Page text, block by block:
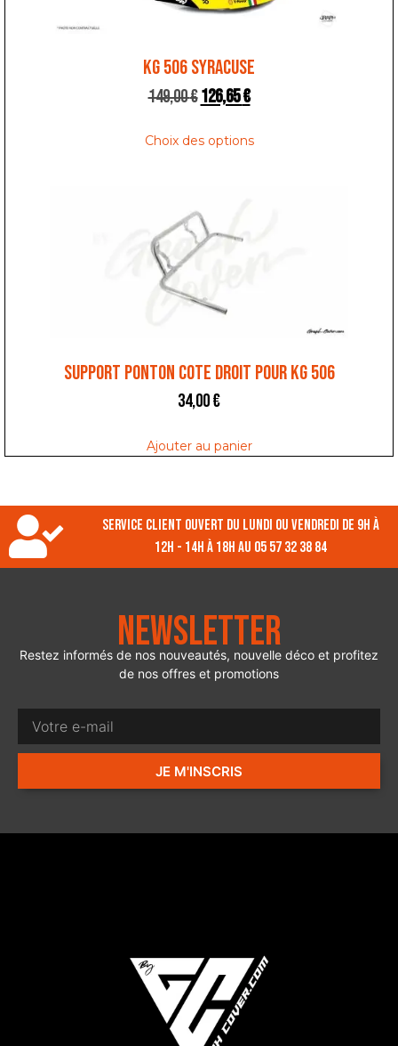
KG 506 SYRACUSE
149,00€126,65€
Choix des options
SUPPORT PONTON COTE DROIT POUR KG 506
34,00€
Ajouter au panier
Service client ouvert du lundi ou vendredi de 9h à
12h - 14h à 18h au 05 57 32 38 84
Newsletter
Restez informés de nos nouveautés, nouvelle déco et profitez
de nos offres et promotions
JE M'INSCRIS